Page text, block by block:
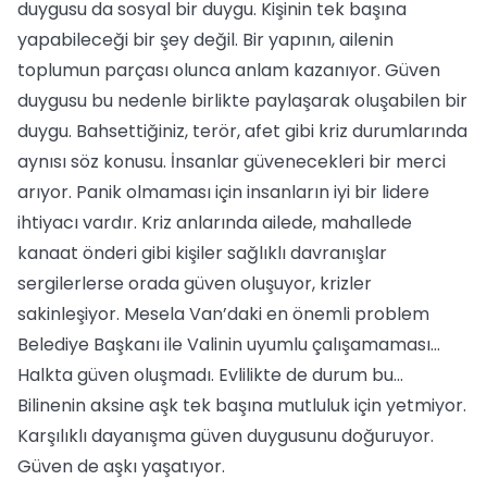
duygusu da sosyal bir duygu. Kişinin tek başına
yapabileceği bir şey değil. Bir yapının, ailenin
toplumun parçası olunca anlam kazanıyor. Güven
duygusu bu nedenle birlikte paylaşarak oluşabilen bir
duygu. Bahsettiğiniz, terör, afet gibi kriz durumlarında
aynısı söz konusu. İnsanlar güvenecekleri bir merci
arıyor. Panik olmaması için insanların iyi bir lidere
ihtiyacı vardır. Kriz anlarında ailede, mahallede
kanaat önderi gibi kişiler sağlıklı davranışlar
sergilerlerse orada güven oluşuyor, krizler
sakinleşiyor. Mesela Van’daki en önemli problem
Belediye Başkanı ile Valinin uyumlu çalışamaması...
Halkta güven oluşmadı. Evlilikte de durum bu...
Bilinenin aksine aşk tek başına mutluluk için yetmiyor.
Karşılıklı dayanışma güven duygusunu doğuruyor.
Güven de aşkı yaşatıyor.